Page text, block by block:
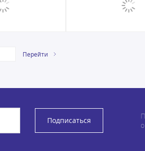
Перейти
Подписаться